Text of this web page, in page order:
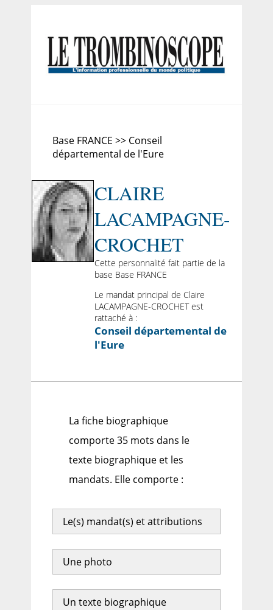
Base FRANCE >> Conseil
départemental de l'Eure
CLAIRE
LACAMPAGNE-
CROCHET
Cette personnalité fait partie de la
base Base FRANCE
Le mandat principal de Claire
LACAMPAGNE-CROCHET est
rattaché à :
Conseil départemental de
l'Eure
La fiche biographique
comporte 35 mots dans le
texte biographique et les
mandats. Elle comporte :
Le(s) mandat(s) et attributions
Une photo
Un texte biographique